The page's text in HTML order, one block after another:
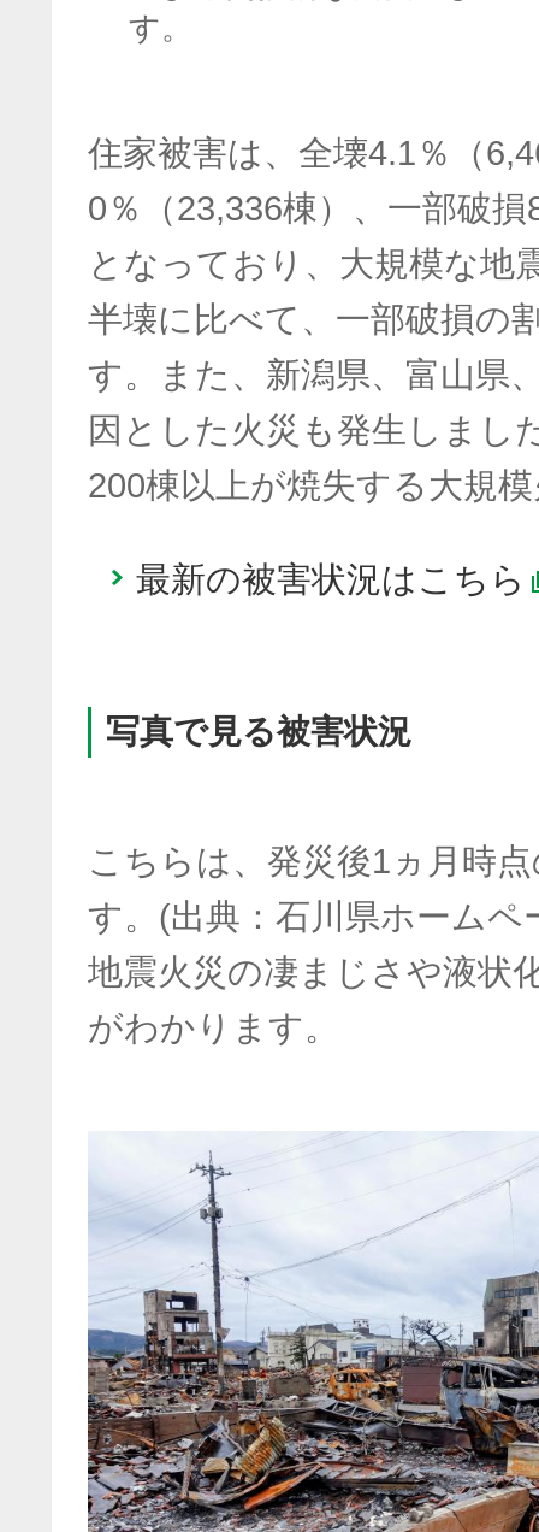
す。
住家被害は、全壊4.1％（
0％（23,336棟）、一部破
となっており、大規模な地
半壊に比べて、一部破損の
す。また、新潟県、富山県
因とした火災も発生しまし
200棟以上が焼失する大規
最新の被害状況はこちら
写真で見る被害状況
こちらは、発災後1ヵ月時
す。(出典：石川県ホームペ
地震火災の凄まじさや液状
がわかります。